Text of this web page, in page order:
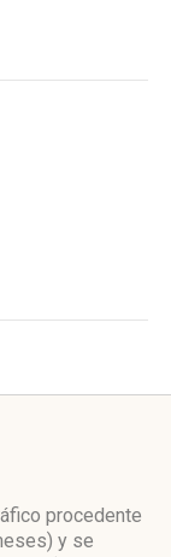
procedente
y se